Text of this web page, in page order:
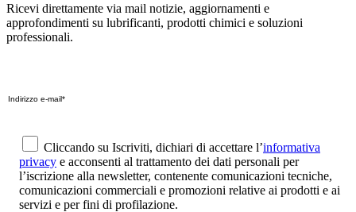
Ricevi direttamente via mail notizie, aggiornamenti e
approfondimenti su lubrificanti, prodotti chimici e soluzioni
professionali.
Cliccando su Iscriviti, dichiari di accettare l’informativa
privacy e acconsenti al trattamento dei dati personali per
l’iscrizione alla newsletter, contenente comunicazioni tecniche,
comunicazioni commerciali e promozioni relative ai prodotti e ai
servizi e per fini di profilazione.